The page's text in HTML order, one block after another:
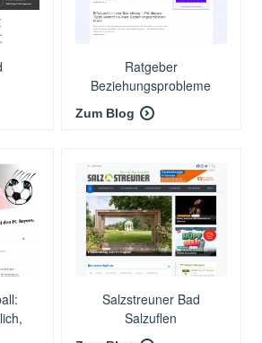
Ratgeber
Beziehungsprobleme
Zum Blog
Salzstreuner Bad
Salzuflen